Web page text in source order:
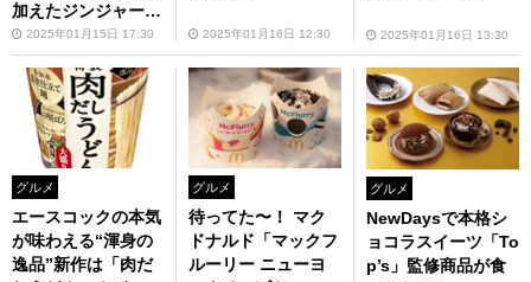
加えたジンジャーカ
レーソースが気にな
る〜！
2025年01月15日 17:30 2025年01月16日 12:30 2025年01月16日 13:30
グルメ
エースコックの本気
が味わえる“渾身の
逸品”新作は「肉だ
グルメ
待ってた〜！ マク
ドナルド「マックフ
ルーリー ニューヨ
グルメ
NewDaysで本格シ
ョコラスイーツ「To
p’s」監修商品が食